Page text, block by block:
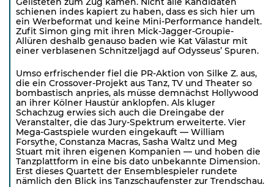
schienen indes kapiert zu haben, dass es sich hier um
ein Werbeformat und keine Mini-Performance handelt.
Zufit Simon ging mit ihren Mick-Jagger-Groupie-
Allüren deshalb genauso baden wie Kat Välastur mit
einer verblasenen Schnitzeljagd auf Odysseus’ Spuren.
Umso erfrischender fiel die PR-Aktion von Silke Z. aus,
die ein Crossover-Projekt aus Tanz, TV und Theater so
bombastisch anpries, als müsse demnächst Hollywood
an ihrer Kölner Haustür anklopfen. Als kluger
Schachzug erwies sich auch die Dreingabe der
Veranstalter, die das Jury-Spektrum erweiterte. Vier
Mega-Gastspiele wurden eingekauft — William
Forsythe, Constanza Macras, Sasha Waltz und Meg
Stuart mit ihren eigenen Kompanien — und hoben die
Tanzplattform in eine bis dato unbekannte Dimension.
Erst dieses Quartett der Ensemblespieler rundete
nämlich den Blick ins Tanzschaufenster zur Trendschau.